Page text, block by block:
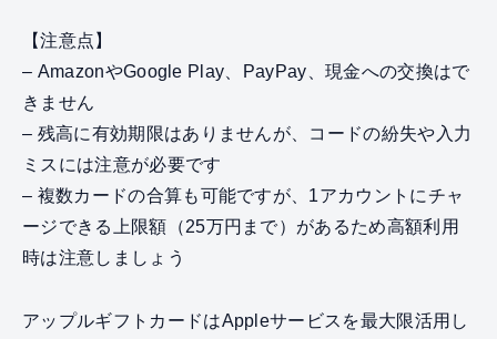
【注意点】
– AmazonやGoogle Play、PayPay、現金への交換はで
きません
– 残高に有効期限はありませんが、コードの紛失や入力
ミスには注意が必要です
– 複数カードの合算も可能ですが、1アカウントにチャ
ージできる上限額（25万円まで）があるため高額利用
時は注意しましょう
アップルギフトカードはAppleサービスを最大限活用し